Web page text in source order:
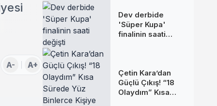
A- A+
Dev derbide
'Süper Kupa'
finalinin saati
Çetin Kara’dan
Güçlü Çıkış! “18
Olaydım” Kısa